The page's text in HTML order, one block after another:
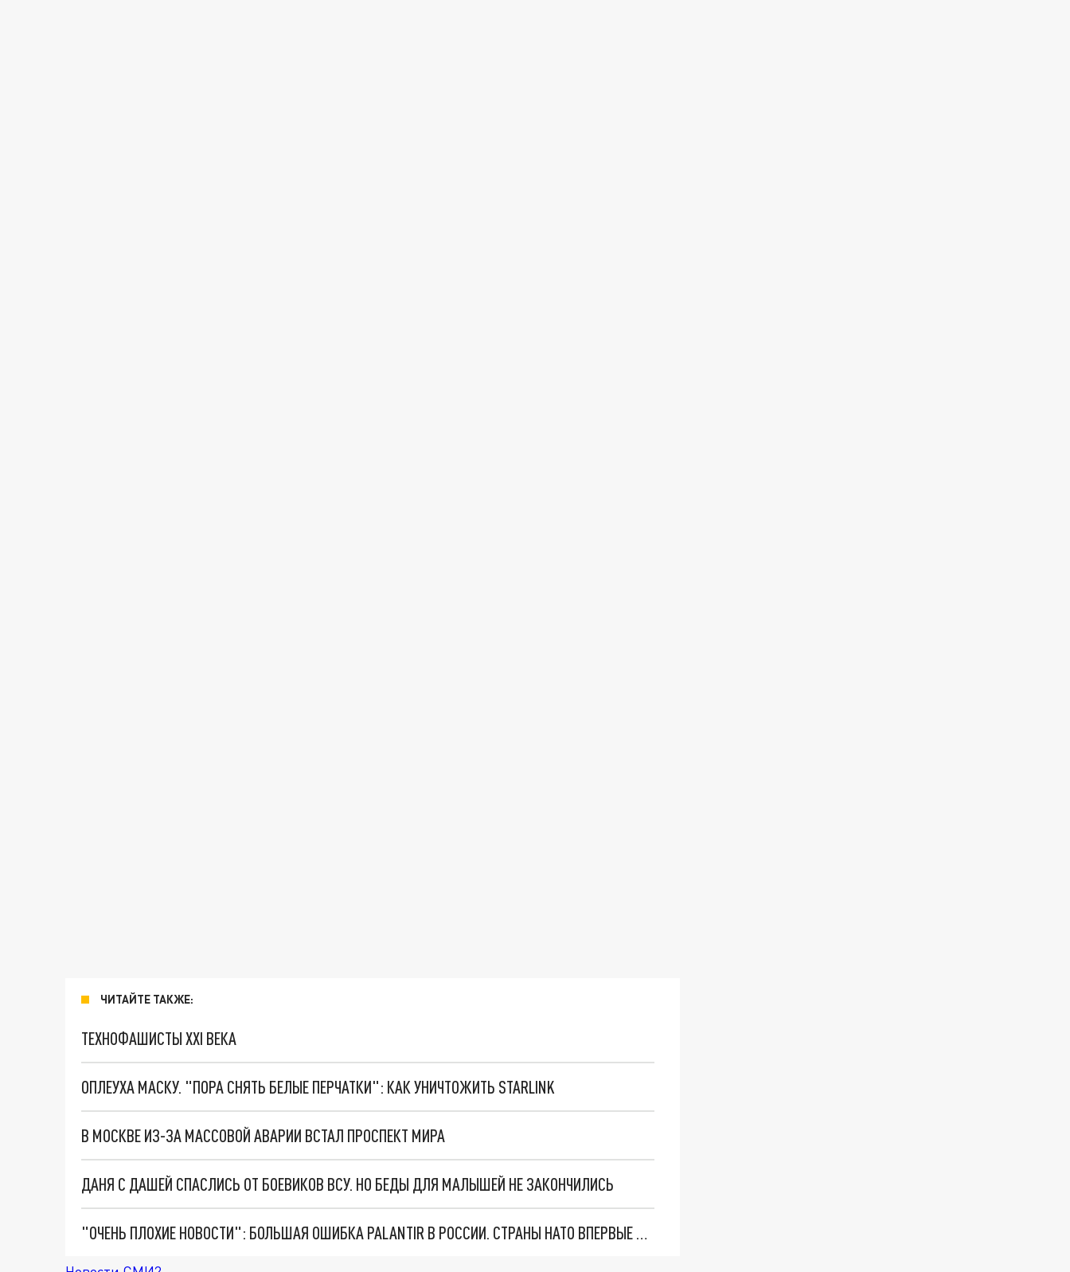
ЧИТАЙТЕ ТАКЖЕ:
ТЕХНОФАШИСТЫ XXI ВЕКА
ОПЛЕУХА МАСКУ. "ПОРА СНЯТЬ БЕЛЫЕ ПЕРЧАТКИ": КАК УНИЧТОЖИТЬ STARLINK
В МОСКВЕ ИЗ-ЗА МАССОВОЙ АВАРИИ ВСТАЛ ПРОСПЕКТ МИРА
ДАНЯ С ДАШЕЙ СПАСЛИСЬ ОТ БОЕВИКОВ ВСУ. НО БЕДЫ ДЛЯ МАЛЫШЕЙ НЕ ЗАКОНЧИЛИСЬ
"ОЧЕНЬ ПЛОХИЕ НОВОСТИ": БОЛЬШАЯ ОШИБКА PALANTIR В РОССИИ. СТРАНЫ НАТО ВПЕРВЫЕ ЗА СВО ОСТАНОВИЛИ ПОСТАВКИ ОРУЖИЯ. ВСУ ТЕРЯЮТ ПРИГРАНИЧЬЕ?